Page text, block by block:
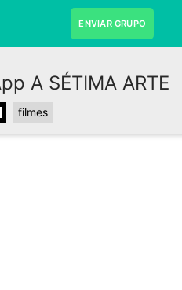
ENVIAR GRUPO
A SÉTIMA ARTE
filmes